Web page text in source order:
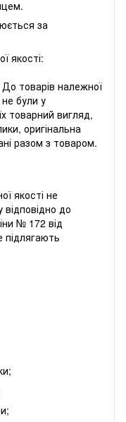
за
якості:
товарів належної
не були у
товарний вигляд,
оригінальна
разом з товаром.
якості не
до
№ 172 від
підлягають